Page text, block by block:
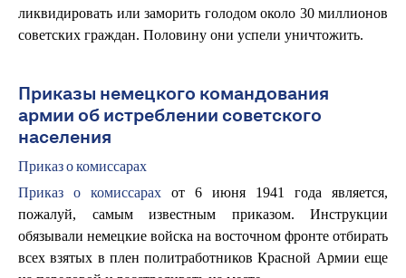
ликвидировать или заморить голодом около 30 миллионов
советских граждан. Половину они успели уничтожить.
Приказы немецкого командования
армии об истреблении советского
населения
Приказ о комиссарах
Приказ о комиссарах от 6 июня 1941 года является,
пожалуй, самым известным приказом. Инструкции
обязывали немецкие войска на восточном фронте отбирать
всех взятых в плен политработников Красной Армии еще